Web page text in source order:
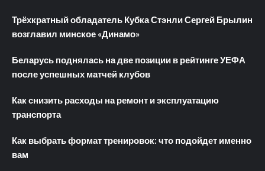
Трёхкратный обладатель Кубка Стэнли Сергей Брылин
возглавил минское «Динамо»
Беларусь поднялась на две позиции в рейтинге УЕФА
после успешных матчей клубов
Как снизить расходы на ремонт и эксплуатацию
транспорта
Как выбрать формат тренировок: что подойдет именно
вам